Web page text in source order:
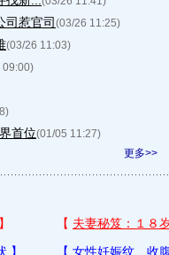
司惹官司 (03/26 11:25)
(03/26 11:03)
09:00)
首位(01/05 11:27)
更多>>